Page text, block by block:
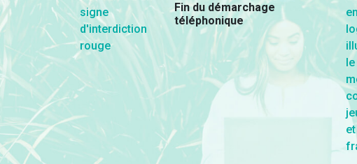
Fin du démarchage
téléphonique